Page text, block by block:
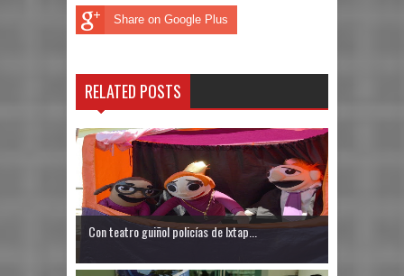
Share on Google Plus
RELATED POSTS
Con teatro guiñol policías de Ixtap...